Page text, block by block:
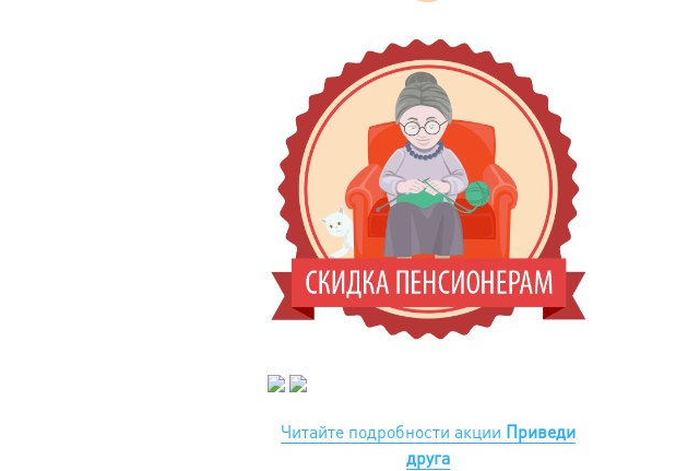
Читайте подробности акции Приведи
друга